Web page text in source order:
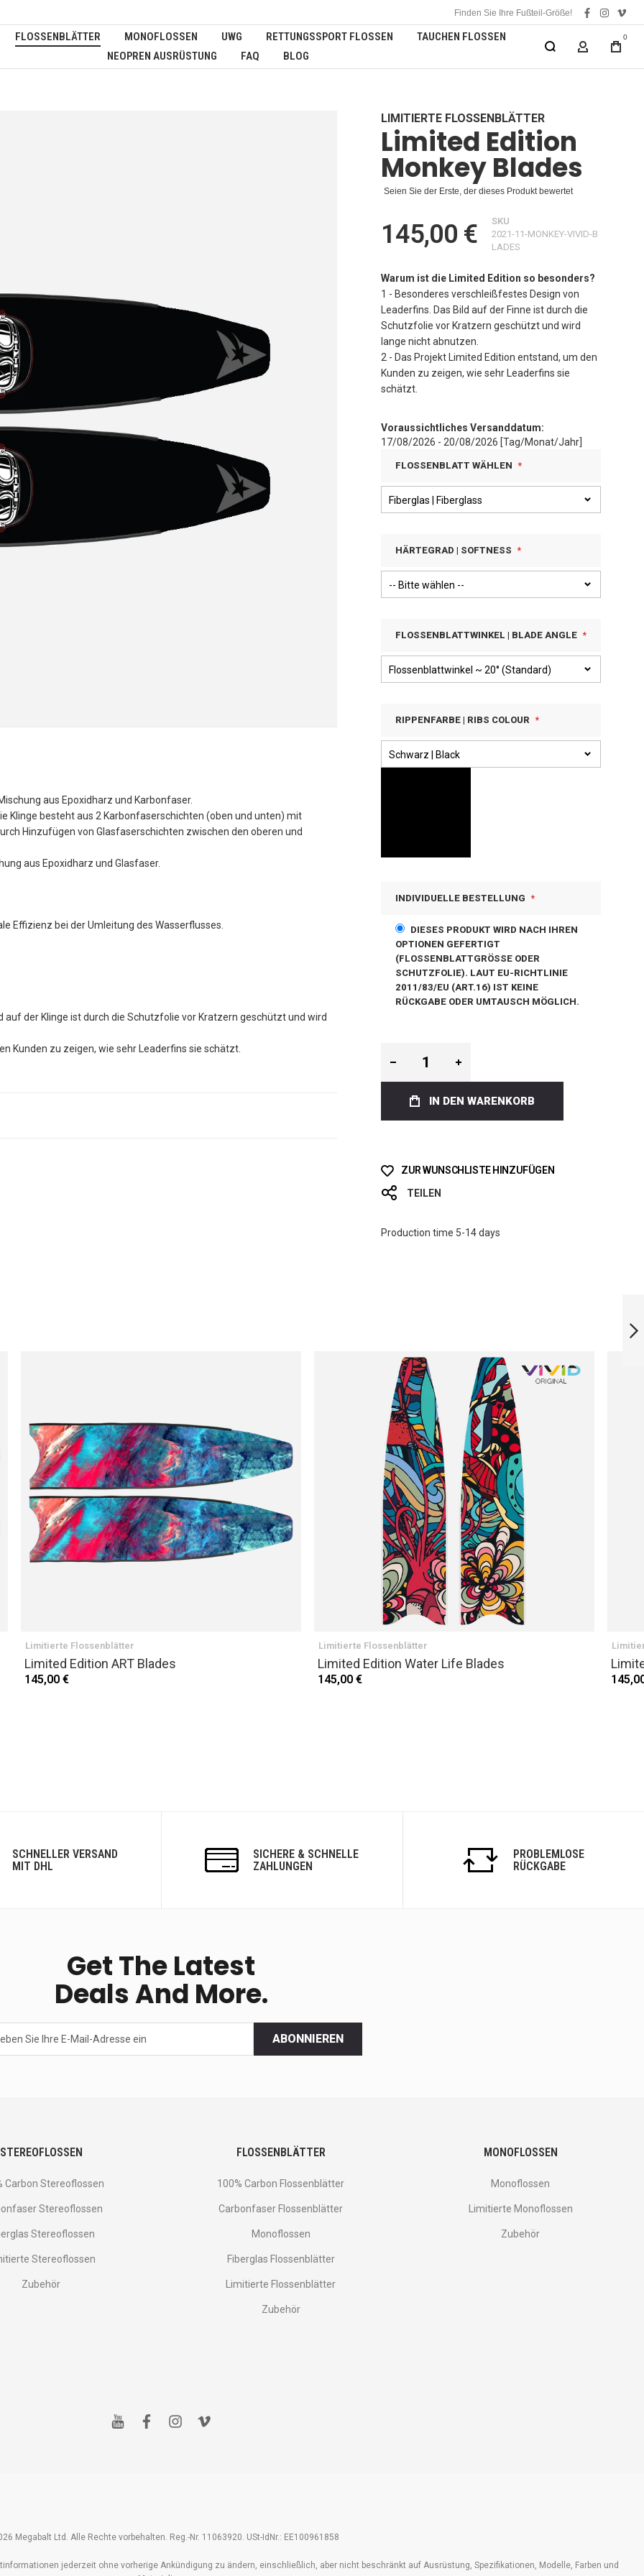
Finden Sie Ihre Fußteil-Größe!
facebook
FLOSSENBLÄTTER MONOFLOSSEN UWG RETTUNGSSPORT FLOSSEN
TAUCHEN FLOSSEN
NEOPREN AUSRÜSTUNG
FAQ BLOG MEIN
0
aus Epoxidharz und Karbonfaser.
Klinge besteht aus 2 Karbonfaserschichten (oben und unten) mit
Hinzufügen von Glasfaserschichten zwischen den oberen und
aus Epoxidharz und Glasfaser.
Effizienz bei der Umleitung des Wasserflusses.
der Klinge ist durch die Schutzfolie vor Kratzern geschützt und wird
Kunden zu zeigen, wie sehr Leaderfins sie schätzt.
LIMITIERTE FLOSSENBLÄTTER
Limited Edition
Monkey Blades
Seien Sie der Erste, der dieses Produkt bewertet
145,00 €
SKU
2021-11-MONKEY-VIVID-B
LADES
Warum ist die Limited Edition so besonders?
1 - Besonderes verschleißfestes Design von
Leaderfins. Das Bild auf der Finne ist durch die
Schutzfolie vor Kratzern geschützt und wird
lange nicht abnutzen.
2 - Das Projekt Limited Edition entstand, um den
Kunden zu zeigen, wie sehr Leaderfins sie
schätzt.
Voraussichtliches Versanddatum:
17/08/2026 - 20/08/2026 [Tag/Monat/Jahr]
FLOSSENBLATT WÄHLEN
HÄRTEGRAD | SOFTNESS
FLOSSENBLATTWINKEL | BLADE ANGLE
RIPPENFARBE | RIBS COLOUR
INDIVIDUELLE BESTELLUNG
DIESES PRODUKT WIRD NACH IHREN
OPTIONEN GEFERTIGT
(FLOSSENBLATTGRÖSSE ODER S
CHUTZFOLIE). LAUT EU-RICHTLINIE 2
011/83/EU (ART.16) IST KEINE R
ÜCKGABE ODER UMTAUSCH MÖGLICH.
IN DEN WARENKORB
ZUR WUNSCHLISTE HINZUFÜGEN
TEILEN
Production time 5-14 days
Limitierte Flossenblätter
Limited Edition ART Blades
145,00 €
Limitierte Flossenblätter
Limited Edition Water Life Blades
145,00 €
SCHNELLER VERSAND
MIT DHL
SICHERE & SCHNELLE
ZAHLUNGEN
PROBLEMLOSE
RÜCKGABE
Get The Latest
Deals And More.
ABONNIEREN
STEREOFLOSSEN
Carbon Stereoflossen
Stereoflossen
Stereoflossen
Stereoflossen
Zubehör
FLOSSENBLÄTTER
100% Carbon Flossenblätter
Carbonfaser Flossenblätter
Monoflossen
Fiberglas Flossenblätter
Limitierte Flossenblätter
Zubehör
MONOFLOSSEN
Monoflossen
Limitierte Monoflossen
Zubehör
y f i v
Megabalt Ltd. Alle Rechte vorbehalten. Reg.-Nr. 11063920. USt-IdNr.: EE100961858
jederzeit ohne vorherige Ankündigung zu ändern, einschließlich, aber nicht beschränkt auf Ausrüstung, Spezifikationen, Modelle, Farben und